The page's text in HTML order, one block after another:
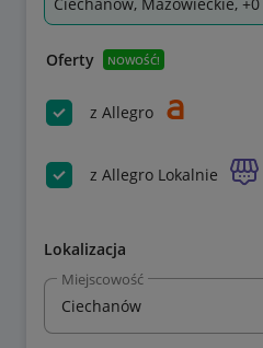
Oferty NOWOŚĆ!
z Allegro
z Allegro Lokalnie
Lokalizacja
Miejscowość